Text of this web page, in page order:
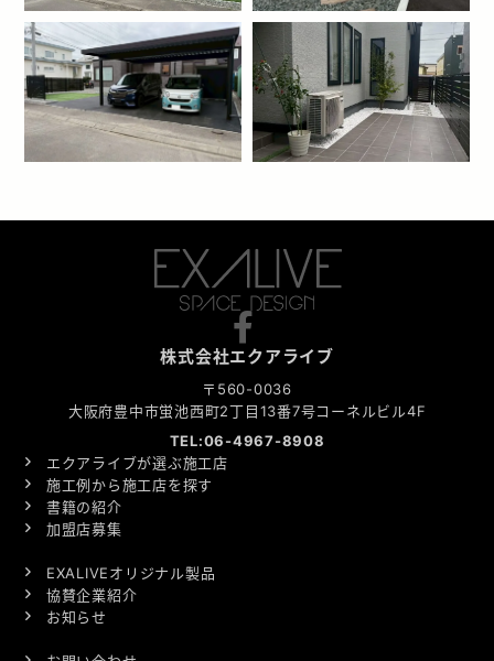
株式会社エクアライブ
〒560-0036
大阪府豊中市蛍池西町2丁目13番7号コーネルビル4F
TEL:06-4967-8908
エクアライブが選ぶ施工店
施工例から施工店を探す
書籍の紹介
加盟店募集
EXALIVEオリジナル製品
協賛企業紹介
お知らせ